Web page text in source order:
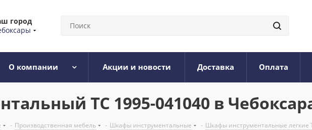
город
О компании Акции и новости Доставка Оплата
ТС 1995-041040 в
- Производственная мебель - Шкафы инструментальные - Шкафы инструментальные легкие